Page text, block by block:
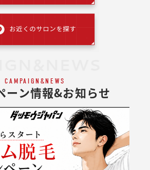
CAMPAIGN&NEWS
ーン情報&お知らせ